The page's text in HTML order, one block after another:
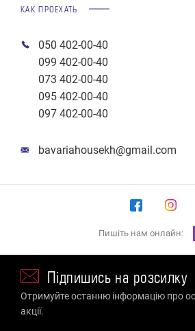
КАК ПРОЕХАТЬ
050 402-00-40
099 402-00-40
073 402-00-40
095 402-00-40
097 402-00-40
bavariahousekh@gmail.com
Пишіть нам онлайн:
Підпишись на розсилку
Отримуйте останню інформацію про
акції.